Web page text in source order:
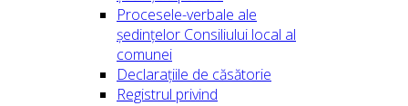
Procesele-verbale ale
ședințelor Consiliului local al
comunei
Declarațiile de căsătorie
Registrul privind